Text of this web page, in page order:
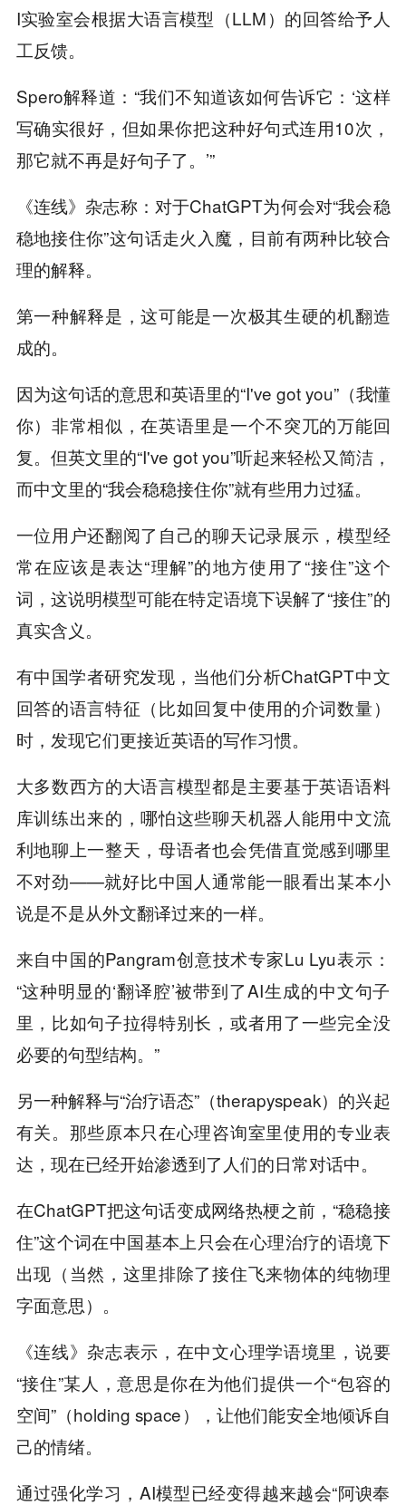
I实验室会根据大语言模型（LLM）的回答给予人
工反馈。
Spero解释道：“我们不知道该如何告诉它：‘这样
写确实很好，但如果你把这种好句式连用10次，
那它就不再是好句子了。’”
《连线》杂志称：对于ChatGPT为何会对“我会稳
稳地接住你”这句话走火入魔，目前有两种比较合
理的解释。
第一种解释是，这可能是一次极其生硬的机翻造
成的。
因为这句话的意思和英语里的“I've got you”（我懂
你）非常相似，在英语里是一个不突兀的万能回
复。但英文里的“I've got you”听起来轻松又简洁，
而中文里的“我会稳稳接住你”就有些用力过猛。
一位用户还翻阅了自己的聊天记录展示，模型经
常在应该是表达“理解”的地方使用了“接住”这个
词，这说明模型可能在特定语境下误解了“接住”的
真实含义。
有中国学者研究发现，当他们分析ChatGPT中文
回答的语言特征（比如回复中使用的介词数量）
时，发现它们更接近英语的写作习惯。
大多数西方的大语言模型都是主要基于英语语料
库训练出来的，哪怕这些聊天机器人能用中文流
利地聊上一整天，母语者也会凭借直觉感到哪里
不对劲——就好比中国人通常能一眼看出某本小
说是不是从外文翻译过来的一样。
来自中国的Pangram创意技术专家Lu Lyu表示：
“这种明显的‘翻译腔’被带到了AI生成的中文句子
里，比如句子拉得特别长，或者用了一些完全没
必要的句型结构。”
另一种解释与“治疗语态”（therapyspeak）的兴起
有关。那些原本只在心理咨询室里使用的专业表
达，现在已经开始渗透到了人们的日常对话中。
在ChatGPT把这句话变成网络热梗之前，“稳稳接
住”这个词在中国基本上只会在心理治疗的语境下
出现（当然，这里排除了接住飞来物体的纯物理
字面意思）。
《连线》杂志表示，在中文心理学语境里，说要
“接住”某人，意思是你在为他们提供一个“包容的
空间”（holding space），让他们能安全地倾诉自
己的情绪。
通过强化学习，AI模型已经变得越来越会“阿谀奉